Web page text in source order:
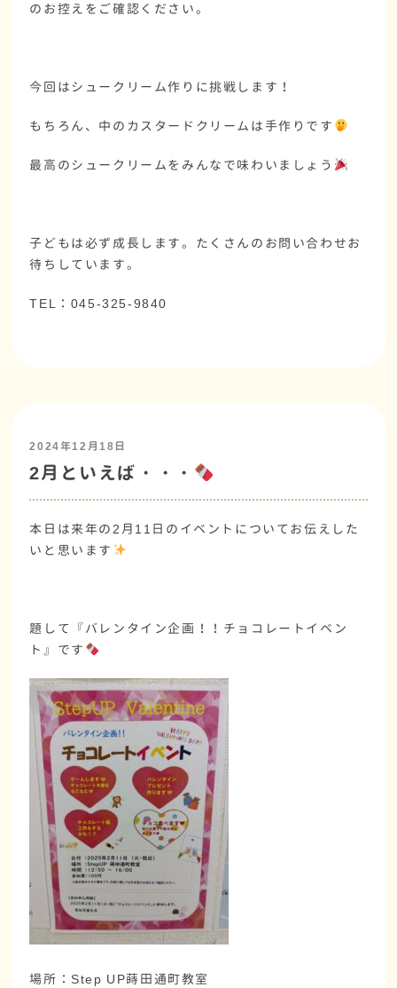
のお控えをご確認ください。
今回はシュークリーム作りに挑戦します！
もちろん、中のカスタードクリームは手作りです
最高のシュークリームをみんなで味わいましょう
子どもは必ず成長します。たくさんのお問い合わせお
待ちしています。
TEL：045-325-9840
2024年12月18日
2月といえば・・・
本日は来年の2月11日のイベントについてお伝えした
いと思います
題して『バレンタイン企画！！チョコレートイベン
ト』です
場所：Step UP蒔田通町教室